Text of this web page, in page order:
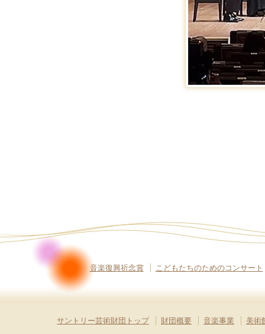
音楽復興祈念賞 こどもたちのためのコンサート
サントリー芸術財団トップ 財団概要 音楽事業 美術